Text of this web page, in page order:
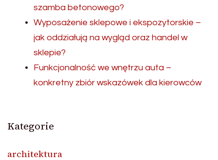
szamba betonowego?
Wyposażenie sklepowe i ekspozytorskie –
jak oddziałują na wygląd oraz handel w
sklepie?
Funkcjonalność we wnętrzu auta –
konkretny zbiór wskazówek dla kierowców
Kategorie
architektura